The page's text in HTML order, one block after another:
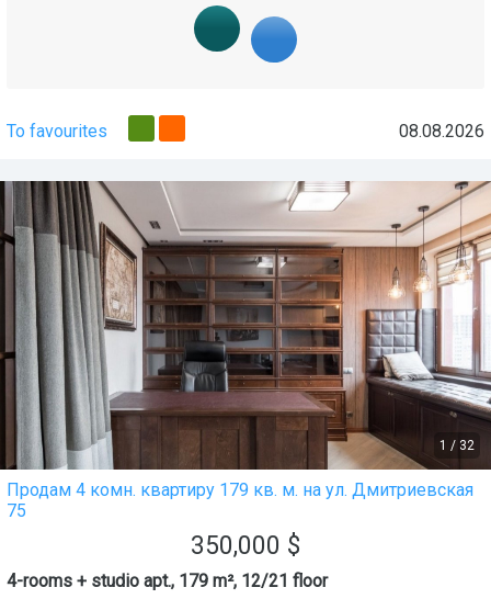
To favourites 08.08.2026
1 / 32
Продам 4 комн. квартиру 179 кв. м. на ул. Дмитриевская
75
350,000 $
4-rooms + studio apt., 179 m², 12/21 floor